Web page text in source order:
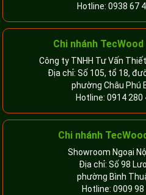
Hotline: 0938 67
Chi nhánh
Công ty TNHH Tư Vấn
Địa chỉ: Số 105, tổ 18,
phường Châu Phú
Hotline: 0914 280
Chi nhánh
Showroom Ngoại
Địa chỉ: Số 98
phường Bình
Hotline: 0909 98